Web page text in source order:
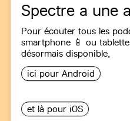
Spectre a une
Pour écouter tous les
smartphone 📱 ou
désormais disponible,
ici pour Android
et là pour iOS